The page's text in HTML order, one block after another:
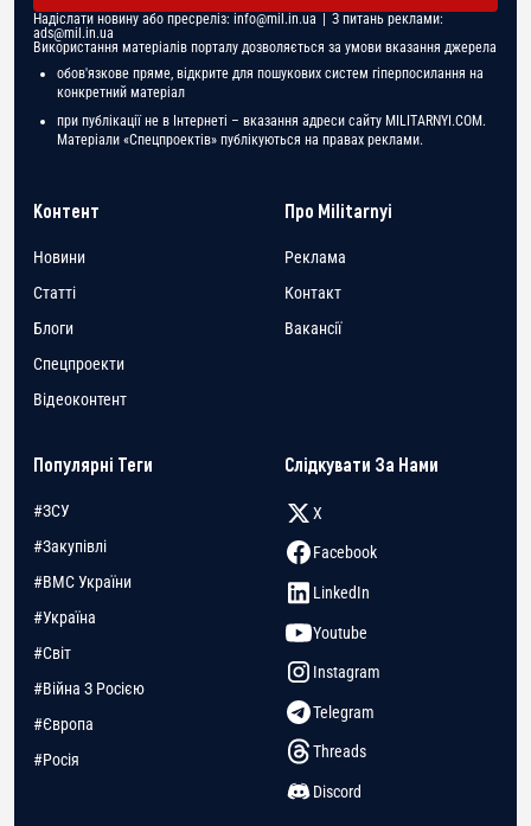
Надіслати новину або пресреліз: info@mil.in.ua | З питань реклами:
ads@mil.in.ua
Використання матеріалів порталу дозволяється за умови вказання джерела
обов'язкове пряме, відкрите для пошукових систем гіперпосилання на
конкретний матеріал
при публікації не в Інтернеті – вказання адреси сайту MILITARNYI.COM.
Матеріали «Спецпроектів» публікуються на правах реклами.
Контент
Новини
Статті
Блоги
Спецпроекти
Відеоконтент
Про Militarnyi
Реклама
Контакт
Вакансії
Популярні Теги
#ЗСУ
#Закупівлі
#ВМС України
#Україна
#Світ
#Війна З Росією
#Європа
#Росія
Слідкувати За Нами
X
Facebook
LinkedIn
Youtube
Instagram
Telegram
Threads
Discord